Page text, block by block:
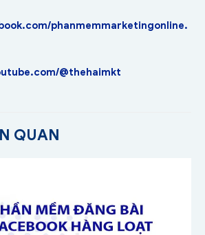
phanmemmarketingonline.
@thehaimkt
QUAN